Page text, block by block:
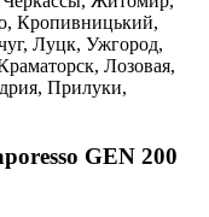
Кропивницький,
Луцк, Ужгород,
Лозовая,
Прилуки,
GEN 200